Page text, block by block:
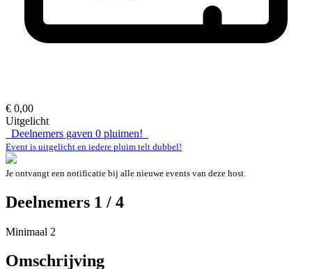
€ 0,00
Uitgelicht
Deelnemers gaven 0 pluimen!
Event is uitgelicht en iedere pluim telt dubbel!
Je ontvangt een notificatie bij alle nieuwe events van deze host.
Deelnemers 1 / 4
Minimaal 2
Omschrijving